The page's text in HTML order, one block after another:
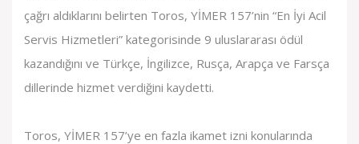
çağrı aldıklarını belirten Toros, YİMER 157’nin “En İyi Acil
Servis Hizmetleri” kategorisinde 9 uluslararası ödül
kazandığını ve Türkçe, İngilizce, Rusça, Arapça ve Farsça
dillerinde hizmet verdiğini kaydetti.
Toros, YİMER 157’ye en fazla ikamet izni konularında